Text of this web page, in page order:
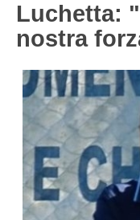
Luchetta:
nostra